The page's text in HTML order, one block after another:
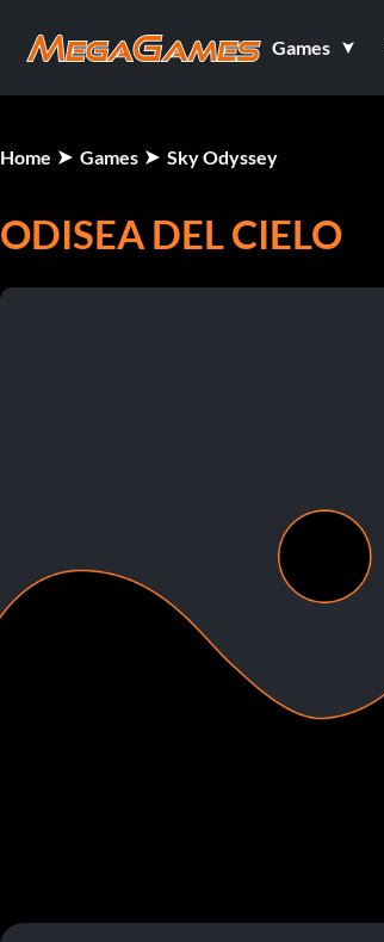
Games
Home Games Sky Odyssey
ODISEA DEL CIELO